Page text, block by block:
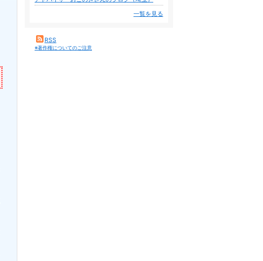
一覧を見る
RSS
※著作権についてのご注意